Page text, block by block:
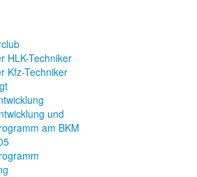
HLK-Techniker
Kfz-Techniker
und
am BKM